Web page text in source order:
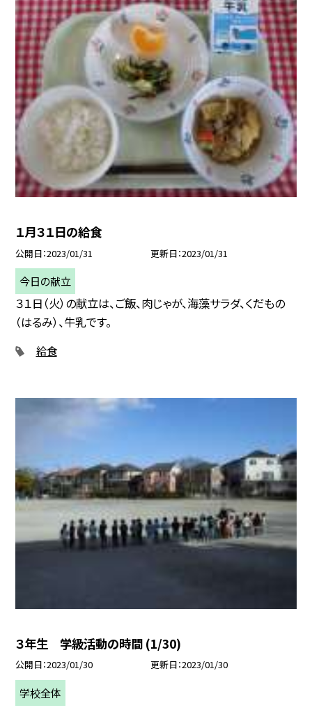
１月３１日の給食
公開日 2023/01/31 更新日 2023/01/31
今日の献立
３１日（火）の献立は、ご飯、肉じゃが、海藻サラダ、くだもの
（はるみ）、牛乳です。
給食
３年生 学級活動の時間 (1/30)
公開日 2023/01/30 更新日 2023/01/30
学校全体